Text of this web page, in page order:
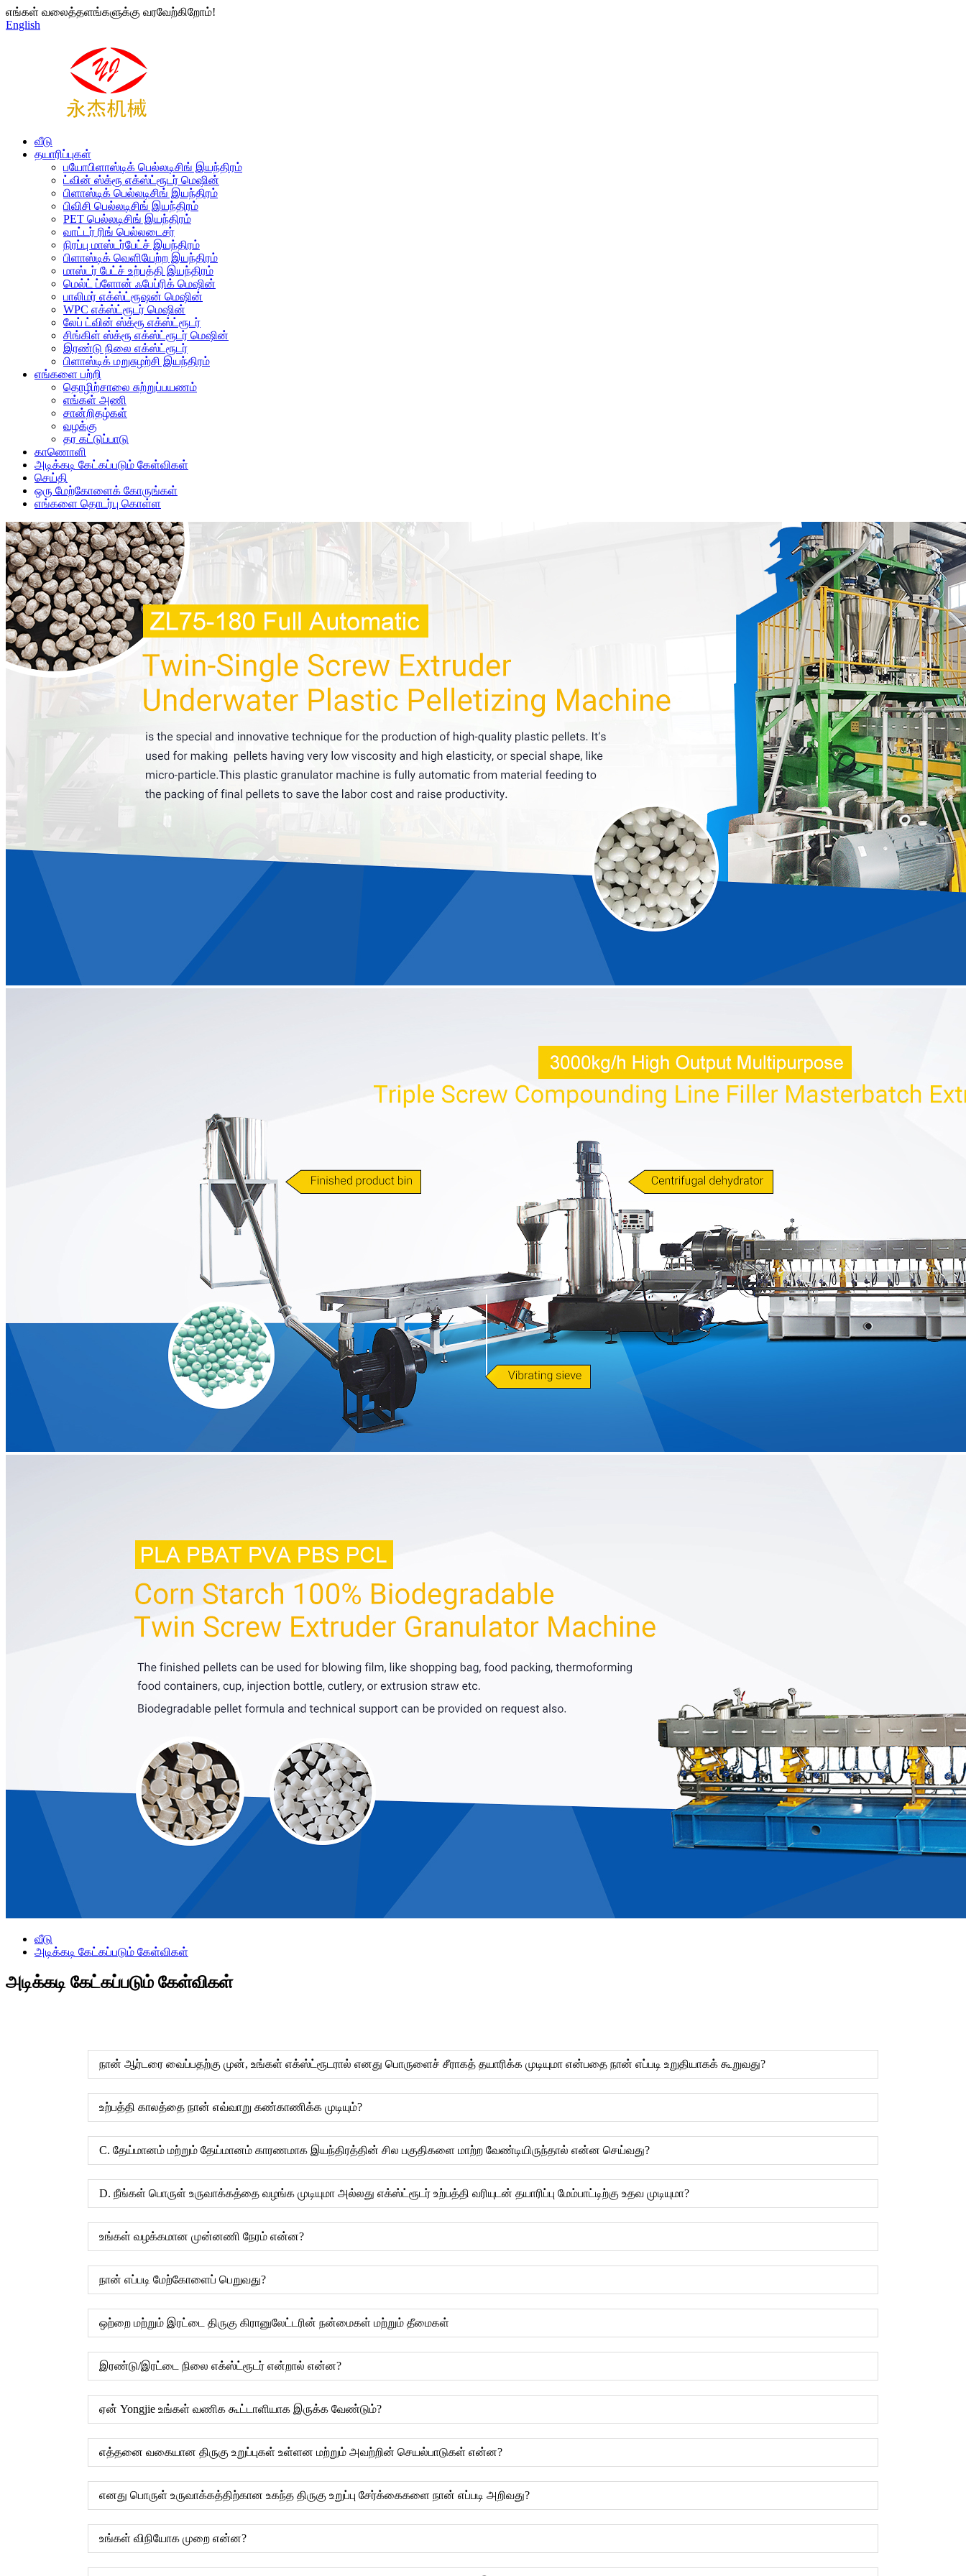
எங்கள் வலைத்தளங்களுக்கு வரவேற்கிறோம்!
English
வீடு
தயாரிப்புகள்
பயோபிளாஸ்டிக் பெல்லடிசிங் இயந்திரம்
ட்வின் ஸ்க்ரூ எக்ஸ்ட்ரூடர் மெஷின்
பிளாஸ்டிக் பெல்லடிசிங் இயந்திரம்
பிவிசி பெல்லடிசிங் இயந்திரம்
PET பெல்லடிசிங் இயந்திரம்
வாட்டர் ரிங் பெல்லடைசர்
நிரப்பு மாஸ்டர்பேட்ச் இயந்திரம்
பிளாஸ்டிக் வெளியேற்ற இயந்திரம்
மாஸ்டர் பேட்ச் உற்பத்தி இயந்திரம்
மெல்ட் ப்ளோன் ஃபேப்ரிக் மெஷின்
பாலிமர் எக்ஸ்ட்ரூஷன் மெஷின்
WPC எக்ஸ்ட்ரூடர் மெஷின்
லேப் ட்வின் ஸ்க்ரூ எக்ஸ்ட்ரூடர்
சிங்கிள் ஸ்க்ரூ எக்ஸ்ட்ரூடர் மெஷின்
இரண்டு நிலை எக்ஸ்ட்ரூடர்
பிளாஸ்டிக் மறுசுழற்சி இயந்திரம்
எங்களை பற்றி
தொழிற்சாலை சுற்றுப்பயணம்
எங்கள் அணி
சான்றிதழ்கள்
வழக்கு
தர கட்டுப்பாடு
காணொளி
அடிக்கடி கேட்கப்படும் கேள்விகள்
செய்தி
ஒரு மேற்கோளைக் கோருங்கள்
எங்களை தொடர்பு கொள்ள
வீடு
அடிக்கடி கேட்கப்படும் கேள்விகள்
அடிக்கடி கேட்கப்படும் கேள்விகள்
நான் ஆர்டரை வைப்பதற்கு முன், உங்கள் எக்ஸ்ட்ரூடரால் எனது பொருளைச் சீராகத் தயாரிக்க முடியுமா என்பதை நான் எப்படி உறுதியாகக் கூறுவது?
உற்பத்தி காலத்தை நான் எவ்வாறு கண்காணிக்க முடியும்?
C. தேய்மானம் மற்றும் தேய்மானம் காரணமாக இயந்திரத்தின் சில பகுதிகளை மாற்ற வேண்டியிருந்தால் என்ன செய்வது?
D. நீங்கள் பொருள் உருவாக்கத்தை வழங்க முடியுமா அல்லது எக்ஸ்ட்ரூடர் உற்பத்தி வரியுடன் தயாரிப்பு மேம்பாட்டிற்கு உதவ முடியுமா?
உங்கள் வழக்கமான முன்னணி நேரம் என்ன?
நான் எப்படி மேற்கோளைப் பெறுவது?
ஒற்றை மற்றும் இரட்டை திருகு கிரானுலேட்டரின் நன்மைகள் மற்றும் தீமைகள்
இரண்டு/இரட்டை நிலை எக்ஸ்ட்ரூடர் என்றால் என்ன?
ஏன் Yongjie உங்கள் வணிக கூட்டாளியாக இருக்க வேண்டும்?
எத்தனை வகையான திருகு உறுப்புகள் உள்ளன மற்றும் அவற்றின் செயல்பாடுகள் என்ன?
எனது பொருள் உருவாக்கத்திற்கான உகந்த திருகு உறுப்பு சேர்க்கைகளை நான் எப்படி அறிவது?
உங்கள் விநியோக முறை என்ன?